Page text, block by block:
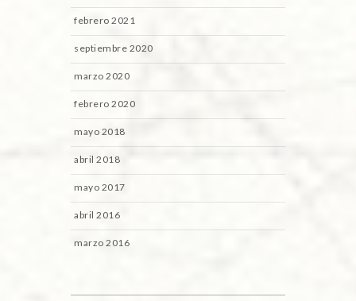
febrero 2021
septiembre 2020
marzo 2020
febrero 2020
mayo 2018
abril 2018
mayo 2017
abril 2016
marzo 2016